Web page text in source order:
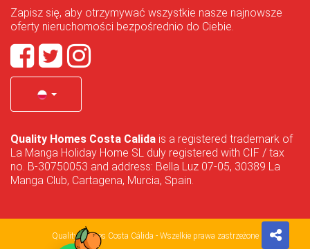
Zapisz się, aby otrzymywać wszystkie nasze najnowsze
oferty nieruchomości bezpośrednio do Ciebie.
Quality Homes Costa Calida is a registered trademark of
La Manga Holiday Home SL duly registered with CIF / tax
no. B-30750053 and address: Bella Luz 07-05, 30389 La
Manga Club, Cartagena, Murcia, Spain.
Quality Homes Costa Cálida - Wszelkie prawa zastrzeżone